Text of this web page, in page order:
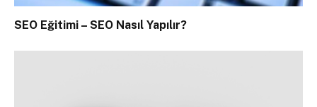
SEO Eğitimi – SEO Nasıl Yapılır?